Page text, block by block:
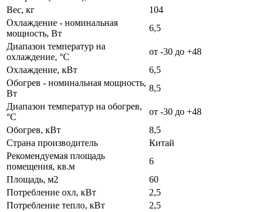
Вес, кг
104
Охлаждение - номинальная
мощность, Вт
6,5
Диапазон температур на
охлаждение, °C
от -30 до +48
Охлаждение, кВт
6,5
Обогрев - номинальная мощность,
Вт
8,5
Диапазон температур на обогрев,
°C
от -30 до +48
Обогрев, кВт
8,5
Страна производитель
Китай
Рекомендуемая площадь
помещения, кв.м
6
Площадь, м2
60
Потребление охл, кВт
2,5
Потребление тепло, кВт
2,5